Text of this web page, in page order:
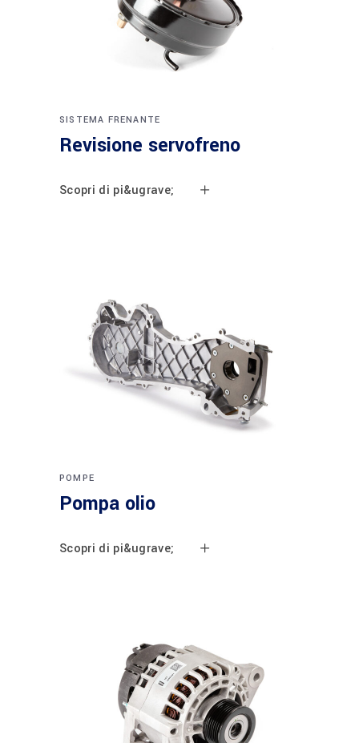
SISTEMA FRENANTE
Revisione servofreno
Scopri di pi&ugrave;
POMPE
Pompa olio
Scopri di pi&ugrave;